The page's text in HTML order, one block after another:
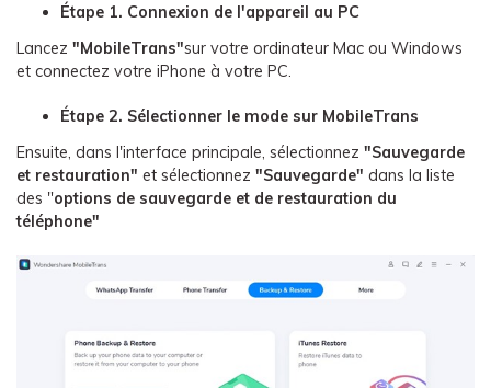
Étape 1. Connexion de l'appareil au PC
Lancez "MobileTrans"sur votre ordinateur Mac ou Windows
et connectez votre iPhone à votre PC.
Étape 2. Sélectionner le mode sur MobileTrans
Ensuite, dans l'interface principale, sélectionnez "Sauvegarde
et restauration" et sélectionnez "Sauvegarde" dans la liste
des "options de sauvegarde et de restauration du
téléphone"